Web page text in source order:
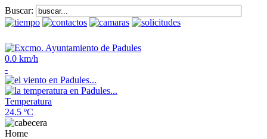
Buscar:
0.0 km/h
-
Temperatura
24.5 ºC
Home